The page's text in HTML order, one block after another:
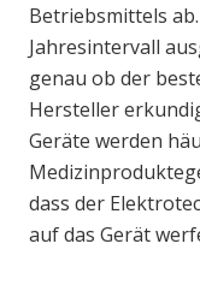
Betriebsmittels
Jahresintervall
genau ob der
Hersteller
Geräte werden
dass der
auf das Gerät